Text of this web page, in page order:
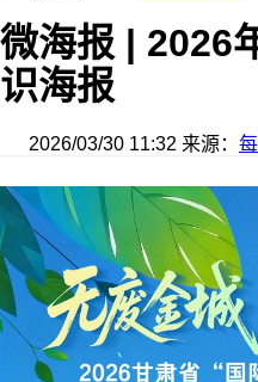
微海报 | 2026
识海报
2026/03/30 11:32 来源：